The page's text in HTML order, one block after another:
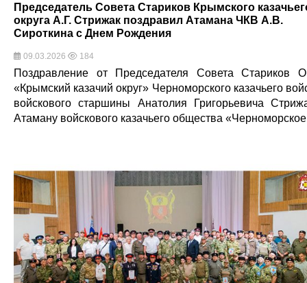
Председатель Совета Стариков Крымского
округа А.Г. Стрижак поздравил Атамана ЧКВ А.В.
Сироткина с Днем Рождения
09.03.2026 184
Поздравление от Председателя Совета Стариков
«Крымский казачий округ» Черноморского казачьего
войскового старшины Анатолия Григорьевича
Атаману войскового казачьего общества